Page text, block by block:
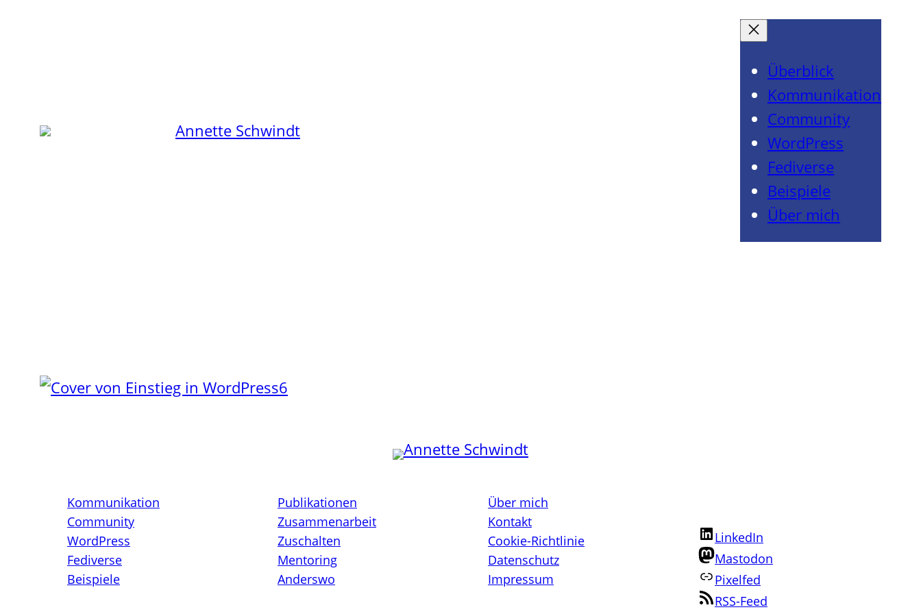
Annette Schwindt
Überblick
Kommunikation
Community
WordPress
Fediverse
Beispiele
Über mich
Kommunikation
Community
WordPress
Fediverse
Beispiele
Publikationen
Zusammenarbeit
Zuschalten
Mentoring
Anderswo
Über mich
Kontakt
Cookie-Richtlinie
Datenschutz
Impressum
LinkedIn
Mastodon
Pixelfed
RSS-Feed